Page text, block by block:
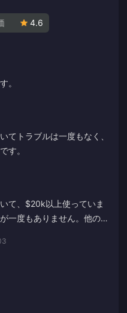
4.6
。
てトラブルは一度もなく、
す。
て、$20k以上使っていま
一度もありません。他のプ
のは残念です。